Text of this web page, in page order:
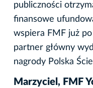
publiczności
finansowe
wspiera FMF już
partner główny
nagrody Polska
Marzyciel, FMF